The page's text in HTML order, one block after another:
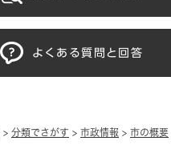
> 分類でさがす > 市政情報 > 市の概要
よくある質問と回答